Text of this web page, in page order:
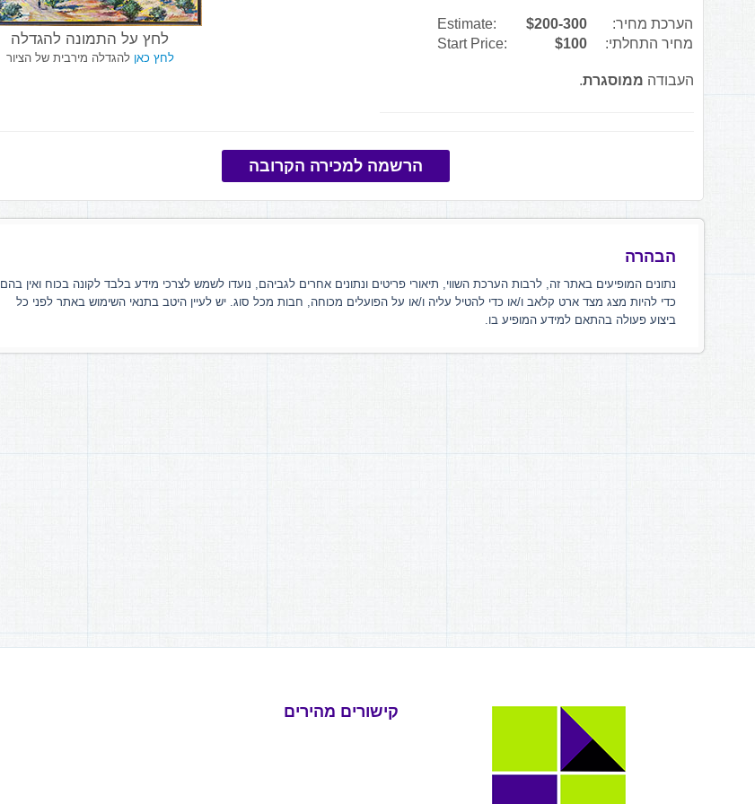
לחץ על התמונה להגדלה
לחץ כאן להגדלה מירבית של הציור
הערכת מחיר: $200-300
Estimate:
מחיר התחלתי:
$100
Start Price:
העבודה ממוסגרת.
הרשמה למכירה הקרובה
הבהרה
נתונים המופיעים באתר זה, לרבות הערכת השווי, תיאורי פריטים ונתונים אחרים לגביהם, נועדו לשמש לצרכי מידע בלבד לקונה בכוח ואין בהם
כדי להיות מצג מצד ארט קלאב ו/או כדי להטיל עליה ו/או על הפועלים מכוחה, חבות מכל סוג. יש לעיין היטב בתנאי השימוש באתר לפני כל
ביצוע פעולה בהתאם למידע המופיע בו.
קישורים מהירים